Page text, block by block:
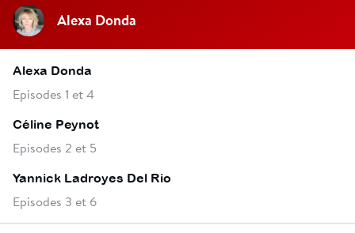
Alexa Donda
Alexa Donda
Episodes 1 et 4
Céline Peynot
Episodes 2 et 5
Yannick Ladroyes Del Rio
Episodes 3 et 6